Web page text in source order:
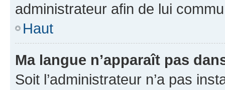
administrateur afin de lui
Haut
Ma langue n’apparaît pas
Soit l’administrateur n’a pas